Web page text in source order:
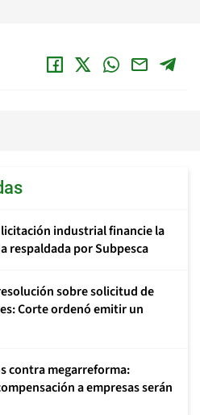
industrial financie la
respaldada por Subpesca
sobre solicitud de
Corte ordenó emitir un
contra megarreforma:
a empresas serán